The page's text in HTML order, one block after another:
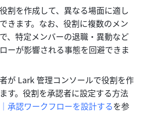
割を作成して、異なる場面に適し
きます。なお、役割に複数のメン
、特定メンバーの退職・異動など
ーが影響される事態を回避できま
が Lark 管理コンソールで役割を作
す。役割を承認者に設定する方法
承認ワークフローを設計するを参